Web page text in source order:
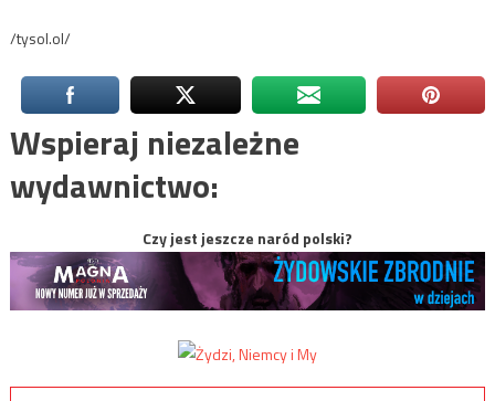
/tysol.ol/
Wspieraj niezależne
wydawnictwo:
Czy jest jeszcze naród polski?